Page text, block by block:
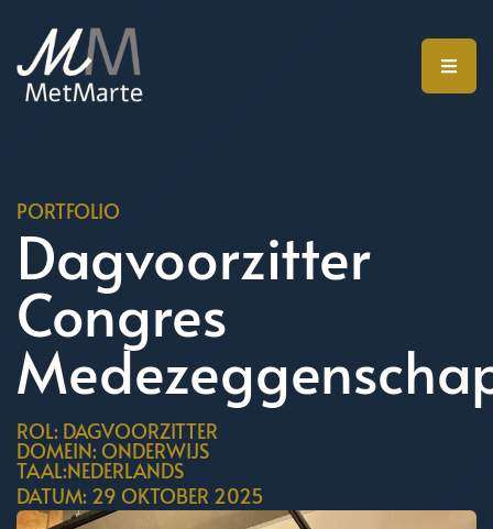
PORTFOLIO
Dagvoorzitter
Congres
ROL: DAGVOORZITTER
DOMEIN: ONDERWIJS
TAAL:NEDERLANDS
DATUM: 29 OKTOBER 2025